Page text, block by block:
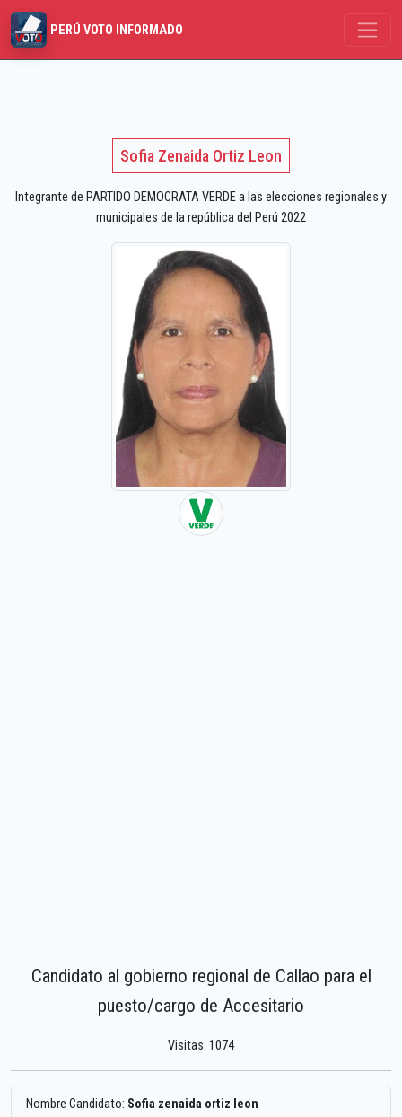
PERÚ VOTO INFORMADO
Sofia Zenaida Ortiz Leon
Integrante de PARTIDO DEMOCRATA VERDE a las elecciones regionales y
municipales de la república del Perú 2022
Candidato al gobierno regional de Callao para el
puesto/cargo de Accesitario
Visitas: 1074
Nombre Candidato: Sofia zenaida ortiz leon